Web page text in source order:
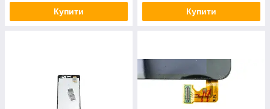
Купити Купити